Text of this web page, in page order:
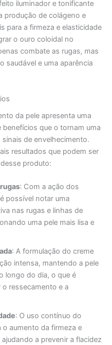
iluminador e tonificante
produção de colágeno e
para a firmeza e elasticidade
o ouro coloidal no
combate as rugas, mas
saudável e uma aparência
da pele apresenta uma
que o tornam uma
de envelhecimento.
resultados que podem ser
produto:
: Com a ação dos
possível notar uma
nas rugas e linhas de
uma pele mais lisa e
: A formulação do creme
intensa, mantendo a pele
longo do dia, o que é
ressecamento e a
: O uso contínuo do
aumento da firmeza e
a prevenir a flacidez